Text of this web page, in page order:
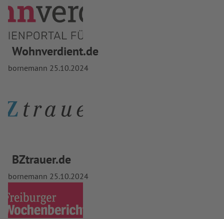
Wohnverdient.de
bornemann 25.10.2024
BZtrauer.de
bornemann 25.10.2024